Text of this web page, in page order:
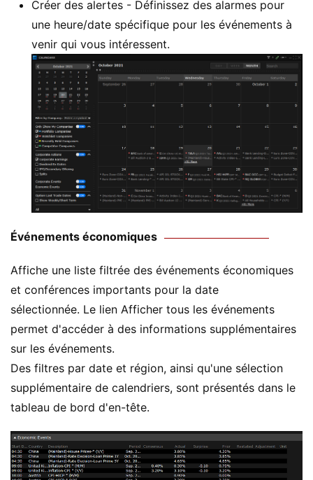
Créer des alertes - Définissez des alarmes pour
une heure/date spécifique pour les événements à
venir qui vous intéressent.
Événements économiques
Affiche une liste filtrée des événements économiques
et conférences importants pour la date
sélectionnée. Le lien Afficher tous les événements
permet d'accéder à des informations supplémentaires
sur les événements.
Des filtres par date et région, ainsi qu'une sélection
supplémentaire de calendriers, sont présentés dans le
tableau de bord d'en-tête.